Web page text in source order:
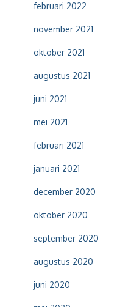
februari 2022
november 2021
oktober 2021
augustus 2021
juni 2021
mei 2021
februari 2021
januari 2021
december 2020
oktober 2020
september 2020
augustus 2020
juni 2020